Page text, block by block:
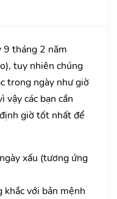
tháng 2 năm
tuy nhiên chúng
trong ngày như giờ
vậy các bạn cần
giờ tốt nhất để
xấu (tương ứng
khắc với bản mệnh